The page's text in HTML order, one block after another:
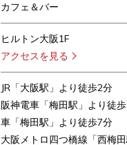
カフェ＆バー
ヒルトン大阪1F
アクセスを見る
JR「大阪駅」より徒歩2分
阪神電車「梅田駅」より徒
車「梅田駅」より徒歩7分
大阪メトロ四つ橋線「西梅